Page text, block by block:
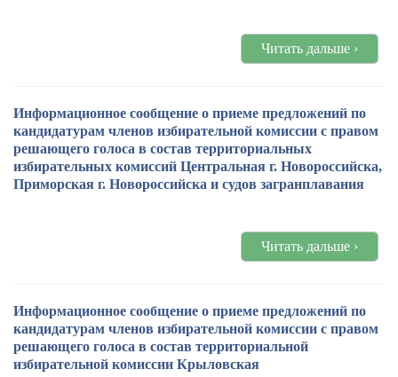
Читать дальше ›
Информационное сообщение о приеме предложений по
кандидатурам членов избирательной комиссии с правом
решающего голоса в состав территориальных
избирательных комиссий Центральная г. Новороссийска,
Приморская г. Новороссийска и судов загранплавания
Читать дальше ›
Информационное сообщение о приеме предложений по
кандидатурам членов избирательной комиссии с правом
решающего голоса в состав территориальной
избирательной комиссии Крыловская